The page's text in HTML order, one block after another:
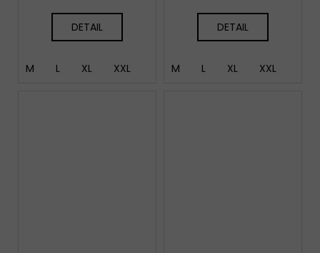
DETAIL
M L XL XXL
DETAIL
M L XL XXL